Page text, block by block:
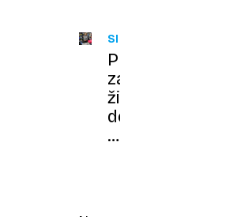
SLOVENIJA
Priznanje
za
življenjsko
delo:
predsednica